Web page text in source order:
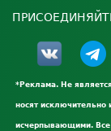
*Реклама. Не
носят исключительно
исчерпывающими.